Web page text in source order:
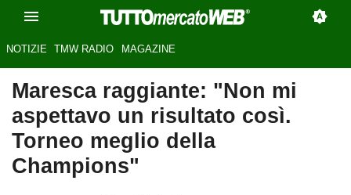
NOTIZIE TMW RADIO MAGAZINE
Maresca raggiante: "Non mi
aspettavo un risultato così.
Torneo meglio della
Champions"